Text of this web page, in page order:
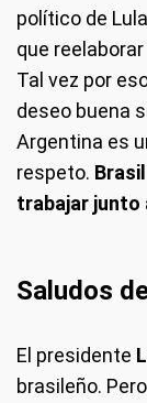
político de
que
Tal vez por
deseo buena
Argentina es
respeto.
trabajar junto
Saludos
El presidente
brasileño.